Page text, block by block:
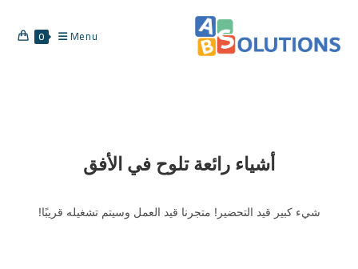
0 Menu
أشياء رائعة تلوح في الأفق
شيء كبير قيد التحضير! متجرنا قيد العمل وسيتم تشغيله قريبًا!